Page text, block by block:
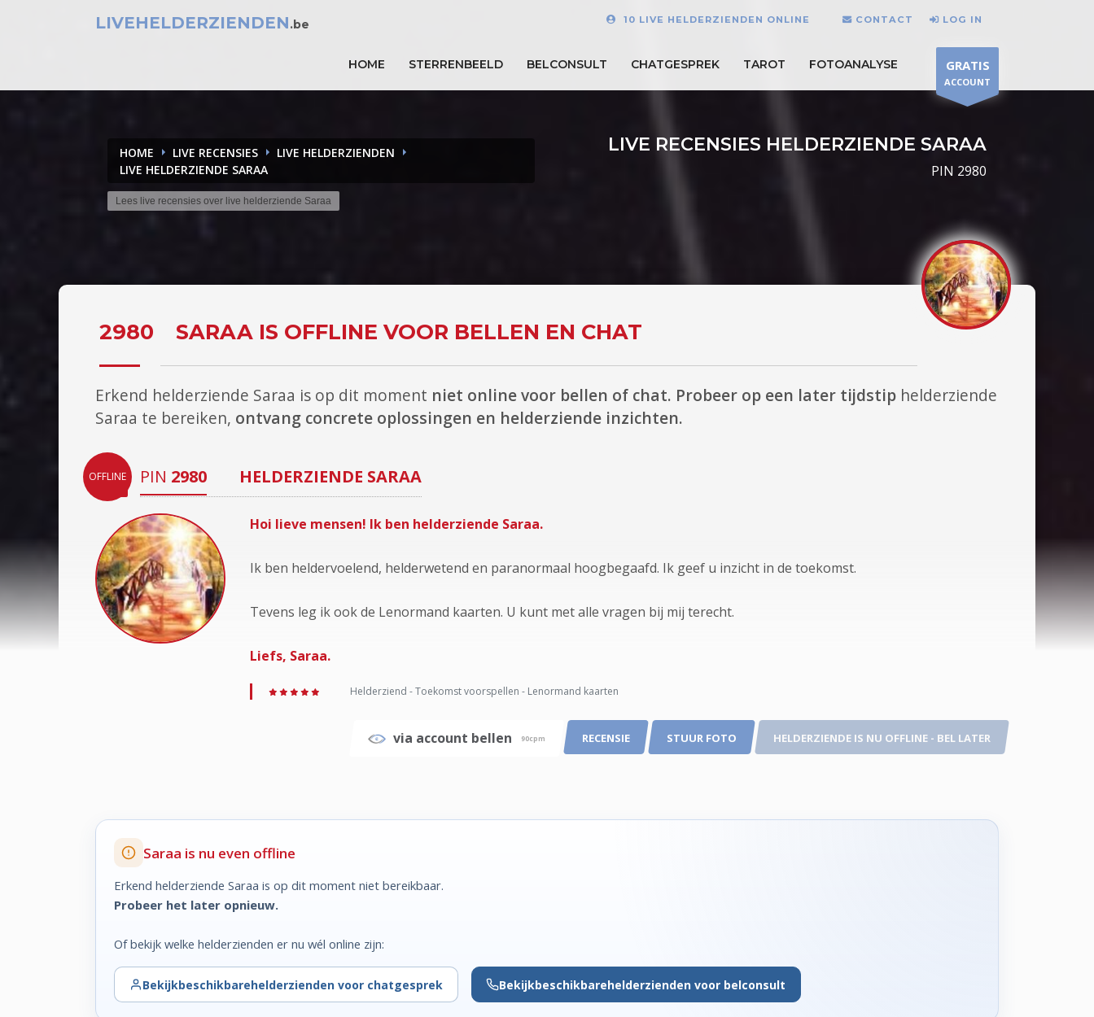
LIVEHELDERZIENDEN.be 10 LIVE HELDERZIENDEN ONLINE CONTACT LOG IN
HOME STERRENBEELD BELCONSULT CHATGESPREK TAROT FOTOANALYSE GRATIS
ACCOUNT
HOME LIVE RECENSIES
LIVE HELDERZIENDEN
LIVE HELDERZIENDE SARAA
Lees live recensies over live helderziende Saraa
LIVE RECENSIES HELDERZIENDE SARAA
PIN 2980
2980 SARAA IS OFFLINE VOOR BELLEN EN CHAT
Erkend helderziende Saraa is op dit moment niet online voor bellen of chat. Probeer op een later tijdstip helderziende
Saraa te bereiken, ontvang concrete oplossingen en helderziende inzichten.
OFFLINE PIN 2980 HELDERZIENDE SARAA
Hoi lieve mensen! Ik ben helderziende Saraa.
Ik ben heldervoelend, helderwetend en paranormaal hoogbegaafd. Ik geef u inzicht in de toekomst.
Tevens leg ik ook de Lenormand kaarten. U kunt met alle vragen bij mij terecht.
Liefs, Saraa.
Helderziend - Toekomst voorspellen - Lenormand kaarten
via account bellen 90cpm RECENSIE STUUR FOTO HELDERZIENDE IS NU OFFLINE - BEL LATER
Saraa is nu even offline
Erkend helderziende Saraa is op dit moment niet bereikbaar.
Probeer het later opnieuw.
Of bekijk welke helderzienden er nu wél online zijn:
Bekijkbeschikbarehelderzienden voor chatgesprek Bekijkbeschikbarehelderzienden voor belconsult